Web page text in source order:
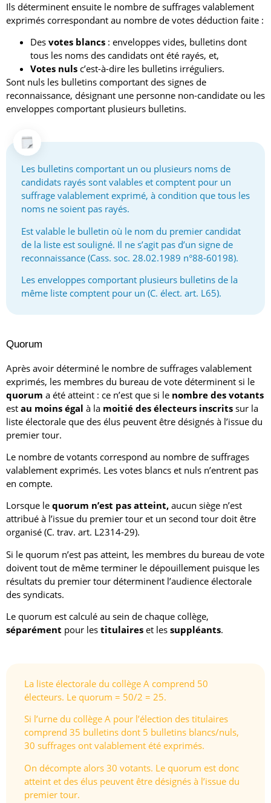
Ils déterminent ensuite le nombre de suffrages valablement
exprimés correspondant au nombre de votes déduction faite :
Des votes blancs : enveloppes vides, bulletins dont
tous les noms des candidats ont été rayés, et,
Votes nuls c’est-à-dire les bulletins irréguliers.
Sont nuls les bulletins comportant des signes de
reconnaissance, désignant une personne non-candidate ou les
enveloppes comportant plusieurs bulletins.
Les bulletins comportant un ou plusieurs noms de
candidats rayés sont valables et comptent pour un
suffrage valablement exprimé, à condition que tous les
noms ne soient pas rayés.
Est valable le bulletin où le nom du premier candidat
de la liste est souligné. Il ne s’agit pas d’un signe de
reconnaissance (Cass. soc. 28.02.1989 n°88-60198).
Les enveloppes comportant plusieurs bulletins de la
même liste comptent pour un (C. élect. art. L65).
Quorum
Après avoir déterminé le nombre de suffrages valablement
exprimés, les membres du bureau de vote déterminent si le
quorum a été atteint : ce n’est que si le nombre des votants
est au moins égal à la moitié des électeurs inscrits sur la
liste électorale que des élus peuvent être désignés à l’issue du
premier tour.
Le nombre de votants correspond au nombre de suffrages
valablement exprimés. Les votes blancs et nuls n’entrent pas
en compte.
Lorsque le quorum n’est pas atteint, aucun siège n’est
attribué à l’issue du premier tour et un second tour doit être
organisé (C. trav. art. L2314-29).
Si le quorum n’est pas atteint, les membres du bureau de vote
doivent tout de même terminer le dépouillement puisque les
résultats du premier tour déterminent l’audience électorale
des syndicats.
Le quorum est calculé au sein de chaque collège,
séparément pour les titulaires et les suppléants.
La liste électorale du collège A comprend 50
électeurs. Le quorum = 50/2 = 25.
Si l’urne du collège A pour l’élection des titulaires
comprend 35 bulletins dont 5 bulletins blancs/nuls,
30 suffrages ont valablement été exprimés.
On décompte alors 30 votants. Le quorum est donc
atteint et des élus peuvent être désignés à l’issue du
premier tour.